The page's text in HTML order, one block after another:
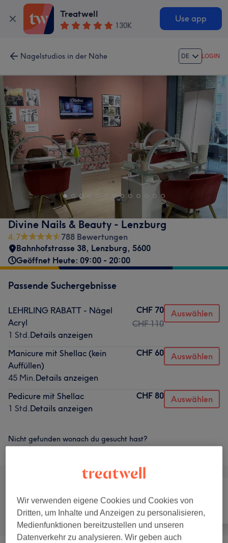
Treatwell
130K
Use app
Nagelstudios in der Nähe DE LOGIN
Divine Nails & Beauty - Lenzburg
4.7
788 Bewertungen
Bahnhofstrasse 38, Lenzburg, 5600
Geöffnet Heute: 09:00 - 20:00
Passende Suchergebnisse
LEHRLING RABATT - Nägel
Acryl
1 Std.Details anzeigen
CHF 70
CHF 110
Auswählen
Manicure mit Shellac (kein
Auffüllen)
45 Min.Details anzeigen
CHF 60 Auswählen
Pedicure mit Shellac
1 Std.Details anzeigen
CHF 80 Auswählen
Nicht gefunden wonach du gesucht hast?
Alle Services
Nägel
Wir verwenden eigene Cookies und Cookies von
Dritten, um Inhalte und Anzeigen zu personalisieren,
Medienfunktionen bereitzustellen und unseren
Datenverkehr zu analysieren. Wir geben auch